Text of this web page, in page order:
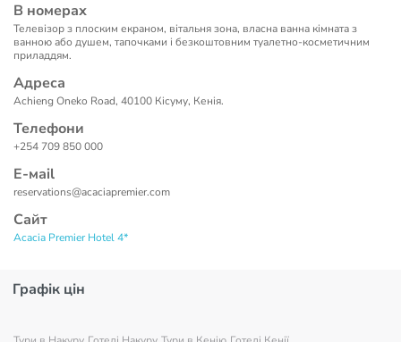
В номерах
Телевізор з плоским екраном, вітальня зона, власна ванна кімната з
ванною або душем, тапочками і безкоштовним туалетно-косметичним
приладдям.
Адреса
Achieng Oneko Road, 40100 Кісуму, Кенія.
Телефони
+254 709 850 000
Е-маil
reservations@acaciapremier.com
Сайт
Acacia Premier Hotel 4*
Графік цін